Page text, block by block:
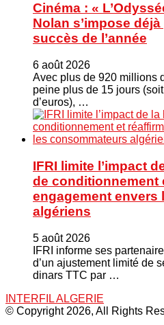
Cinéma : «
Nolan s’impose
succès de l’année
6 août 2026
Avec plus de 920 millions
peine plus de 15 jours
d’euros), …
IFRI limite l’impact
de conditionnement
engagement envers
algériens
5 août 2026
IFRI informe ses
d’un ajustement limité de
dinars TTC par …
INTERFIL ALGERIE
© Copyright 2026, All Rights